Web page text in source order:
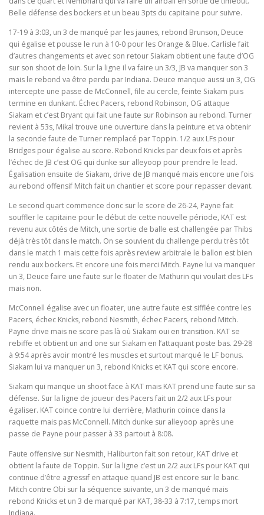
Belle défense des bockers et un beau 3pts du capitaine pour suivre.
17-19 à 3:03, un 3 de manqué par les jaunes, rebond Brunson, Deuce
qui égalise et pousse le run à 10-0 pour les Orange & Blue. Carlisle fait
d’autres changements et avec son retour Siakam obtient une faute d’OG
sur son shoot de loin. Sur la ligne il va faire un 3/3, JB va manquer son 3
mais le rebond va être perdu par Indiana. Deuce manque aussi un 3, OG
intercepte une passe de McConnell, file au cercle, feinte Siakam puis
termine en dunkant. Échec Pacers, rebond Robinson, OG attaque
Siakam et c’est Bryant qui fait une faute sur Robinson au rebond. Turner
revient à 53s, Mikal trouve une ouverture dans la peinture et va obtenir
la seconde faute de Turner remplacé par Toppin. 1/2 aux LFs pour
Bridges pour égalise au score. Rebond Knicks par deux fois et après
l’échec de JB c’est OG qui dunke sur alleyoop pour prendre le lead.
Égalisation ensuite de Siakam, drive de JB manqué mais encore une fois
au rebond offensif Mitch fait un chantier et score pour repasser devant.
Le second quart commence donc sur le score de 26-24, Payne fait
souffler le capitaine pour le début de cette nouvelle période, KAT est
revenu aux côtés de Mitch, une sortie de balle est challengée par Thibs
déjà très tôt dans le match. On se souvient du challenge perdu très tôt
dans le match 1 mais cette fois après review arbitrale le ballon est bien
rendu aux bockers. Et encore une fois merci Mitch. Payne lui va manquer
un 3, Deuce faire une faute sur le floater de Mathurin qui voulait des LFs
mais non.
McConnell égalise avec un floater, une autre faute est sifflée contre les
Pacers, échec Knicks, rebond Nesmith, échec Pacers, rebond Mitch.
Payne drive mais ne score pas là où Siakam oui en transition. KAT se
rebiffe et obtient un and one sur Siakam en l’attaquant poste bas. 29-28
à 9:54 après avoir montré les muscles et surtout marqué le LF bonus.
Siakam lui va manquer un 3, rebond Knicks et KAT qui score encore.
Siakam qui manque un shoot face à KAT mais KAT prend une faute sur sa
défense. Sur la ligne de joueur des Pacers fait un 2/2 aux LFs pour
égaliser. KAT coince contre lui derrière, Mathurin coince dans la
raquette mais pas McConnell. Mitch dunke sur alleyoop après une
passe de Payne pour passer à 33 partout à 8:08.
Faute offensive sur Nesmith, Haliburton fait son retour, KAT drive et
obtient la faute de Toppin. Sur la ligne c’est un 2/2 aux LFs pour KAT qui
continue d’être agressif en attaque quand JB est encore sur le banc.
Mitch contre Obi sur la séquence suivante, un 3 de manqué mais
rebond Knicks et un 3 de marqué par KAT, 38-33 à 7:17, temps mort
Indiana.